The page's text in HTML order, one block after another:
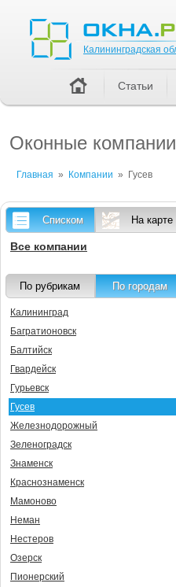
Оконные компании
Главная » Компании » Гусев
Списком На карте
Все компании
По рубрикам По городам
Калининград
Багратионовск
Балтийск
Гвардейск
Гурьевск
Гусев
Железнодорожный
Зеленоградск
Знаменск
Краснознаменск
Мамоново
Неман
Нестеров
Озерск
Пионерский
Калининградская
Статьи